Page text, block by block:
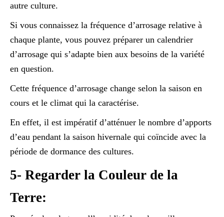
autre culture.
Si vous connaissez la fréquence d’arrosage relative à
chaque plante, vous pouvez préparer un calendrier
d’arrosage qui s’adapte bien aux besoins de la variété
en question.
Cette fréquence d’arrosage change selon la saison en
cours et le climat qui la caractérise.
En effet, il est impératif d’atténuer le nombre d’apports
d’eau pendant la saison hivernale qui coïncide avec la
période de dormance des cultures.
5- Regarder la Couleur de la
Terre: